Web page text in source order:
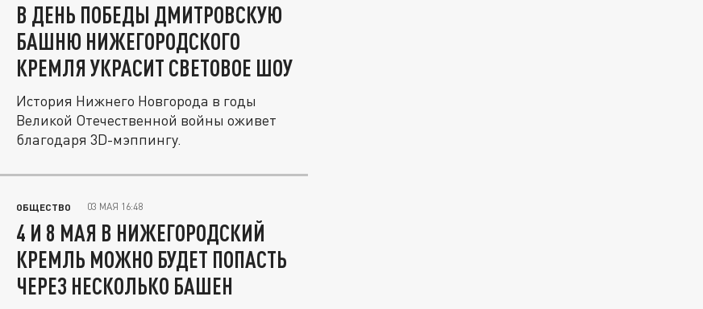
В ДЕНЬ ПОБЕДЫ ДМИТРОВСКУЮ
БАШНЮ НИЖЕГОРОДСКОГО
КРЕМЛЯ УКРАСИТ СВЕТОВОЕ ШОУ
История Нижнего Новгорода в годы
Великой Отечественной войны оживет
благодаря 3D-мэппингу.
ОБЩЕСТВО 03 МАЯ 16:48
4 И 8 МАЯ В НИЖЕГОРОДСКИЙ
КРЕМЛЬ МОЖНО БУДЕТ ПОПАСТЬ
ЧЕРЕЗ НЕСКОЛЬКО БАШЕН